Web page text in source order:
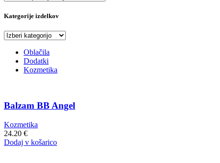
Kategorije izdelkov
Oblačila
Dodatki
Kozmetika
Balzam BB Angel
Kozmetika
24.20 €
Dodaj v košarico